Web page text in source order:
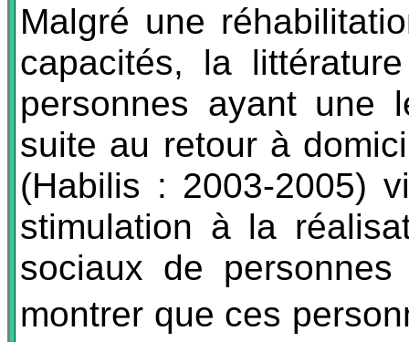
Malgré une
capacités, la
personnes ayant une
suite au retour à
(Habilis : 2003-2005)
stimulation à la
sociaux de
montrer que ces